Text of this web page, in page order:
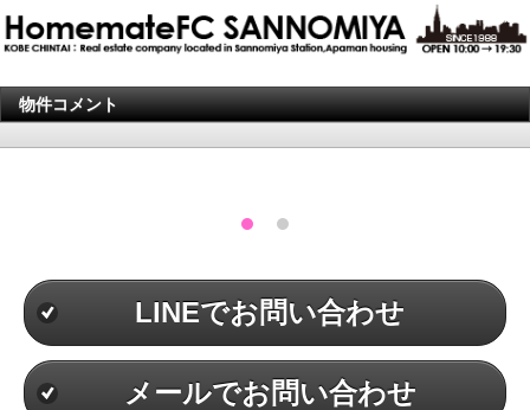
物件コメント
LINEでお問い合わせ
メールでお問い合わせ